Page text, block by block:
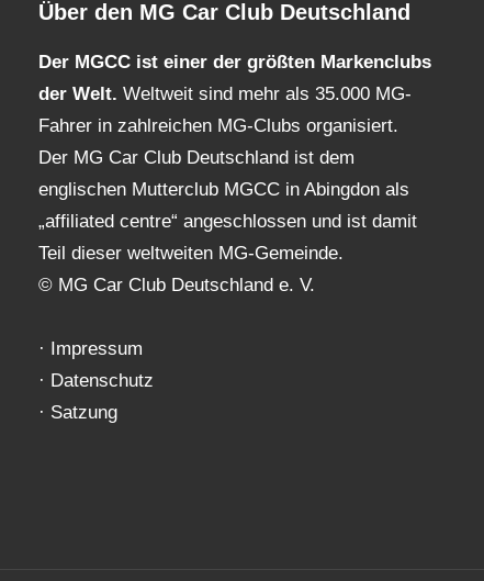
Über den MG Car Club Deutschland
Der MGCC ist einer der größten Markenclubs
der Welt.Weltweit sind mehr als 35.000 MG-
Fahrer in zahlreichen MG-Clubs organisiert.
Der MG Car Club Deutschland ist dem
englischen Mutterclub MGCC in Abingdon als
„affiliated centre“ angeschlossen und ist damit
Teil dieser weltweiten MG-Gemeinde.
© MG Car Club Deutschland e. V.
· Impressum
· Datenschutz
· Satzung